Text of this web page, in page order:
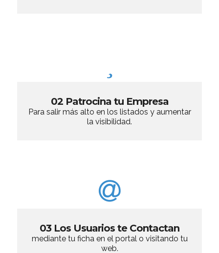
02 Patrocina tu Empresa
Para salir más alto en los listados y aumentar
la visibilidad.
03 Los Usuarios te Contactan
mediante tu ficha en el portal o visitando tu
web.